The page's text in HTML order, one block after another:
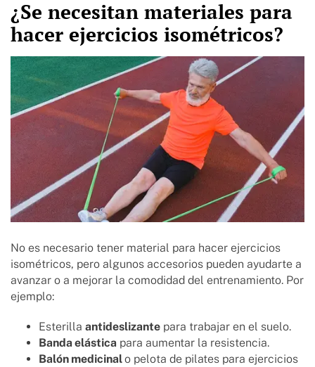
¿Se necesitan materiales para
hacer ejercicios isométricos?
No es necesario tener material para hacer ejercicios
isométricos, pero algunos accesorios pueden ayudarte a
avanzar o a mejorar la comodidad del entrenamiento. Por
ejemplo:
Esterilla antideslizante para trabajar en el suelo.
Banda elástica para aumentar la resistencia.
Balón medicinalo pelota de pilates para ejercicios